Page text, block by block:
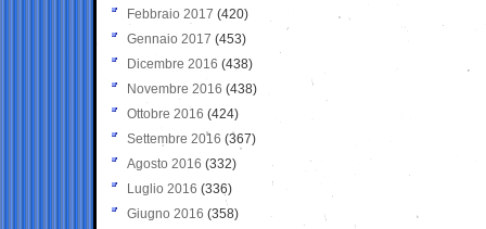
Febbraio 2017 (420)
Gennaio 2017 (453)
Dicembre 2016 (438)
Novembre 2016 (438)
Ottobre 2016 (424)
Settembre 2016 (367)
Agosto 2016 (332)
Luglio 2016 (336)
Giugno 2016 (358)